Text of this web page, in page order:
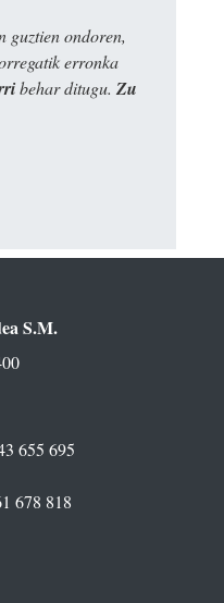
guztien ondoren,
erronka
behar ditugu. Zu
S.M.
655 695
678 818